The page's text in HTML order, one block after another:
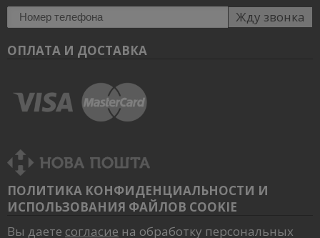
Жду звонка
ОПЛАТА И ДОСТАВКА
ПОЛИТИКА КОНФИДЕНЦИАЛЬНОСТИ И
ИСПОЛЬЗОВАНИЯ ФАЙЛОВ COOKIE
Вы даете согласие на обработку персональных